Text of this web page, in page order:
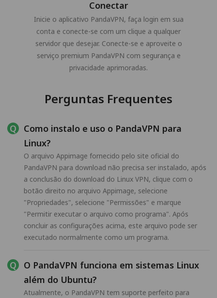
Conectar
Inicie o aplicativo PandaVPN, faça login em sua
conta e conecte-se com um clique a qualquer
servidor que desejar. Conecte-se e aproveite o
serviço premium PandaVPN com segurança e
privacidade aprimoradas.
Perguntas Frequentes
Como instalo e uso o PandaVPN para
Linux?
O arquivo Appimage fornecido pelo site oficial do
PandaVPN para download não precisa ser instalado, após
a conclusão do download do Linux VPN, clique com o
botão direito no arquivo Appimage, selecione
"Propriedades", selecione "Permissões" e marque
"Permitir executar o arquivo como programa". Após
concluir as configurações acima, este arquivo pode ser
executado normalmente como um programa.
O PandaVPN funciona em sistemas Linux
além do Ubuntu?
Atualmente, o PandaVPN tem suporte perfeito para